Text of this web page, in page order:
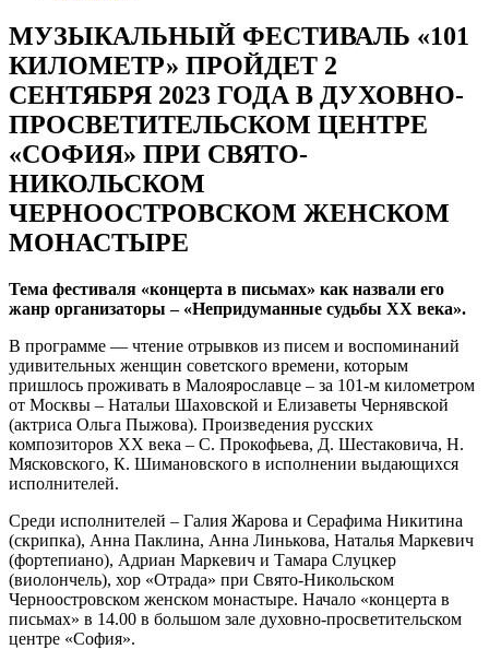
МУЗЫКАЛЬНЫЙ ФЕСТИВАЛЬ «101
КИЛОМЕТР» ПРОЙДЕТ 2
СЕНТЯБРЯ 2023 ГОДА В ДУХОВНО-
ПРОСВЕТИТЕЛЬСКОМ ЦЕНТРЕ
«СОФИЯ» ПРИ СВЯТО-
НИКОЛЬСКОМ
ЧЕРНООСТРОВСКОМ ЖЕНСКОМ
МОНАСТЫРЕ
Тема фестиваля «концерта в письмах» как назвали его
жанр организаторы – «Непридуманные судьбы ΧΧ века».
В программе — чтение отрывков из писем и воспоминаний
удивительных женщин советского времени, которым
пришлось проживать в Малоярославце – за 101-м километром
от Москвы – Натальи Шаховской и Елизаветы Чернявской
(актриса Ольга Пыжова). Произведения русских
композиторов XX века – С. Прокофьева, Д. Шестаковича, Н.
Мясковского, К. Шимановского в исполнении выдающихся
исполнителей.
Среди исполнителей – Галия Жарова и Серафима Никитина
(скрипка), Анна Паклина, Анна Линькова, Наталья Маркевич
(фортепиано), Адриан Маркевич и Тамара Слуцкер
(виолончель), хор «Отрада» при Свято-Никольском
Черноостровском женском монастыре. Начало «концерта в
письмах» в 14.00 в большом зале духовно-просветительском
центре «София».